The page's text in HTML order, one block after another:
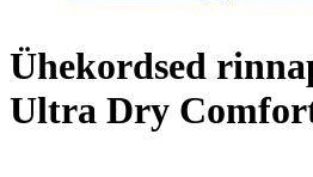
Ühekordsed
Ultra Dry